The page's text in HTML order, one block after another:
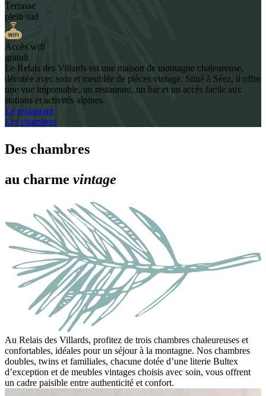
Terrasse
plein sud
Accès wifi
gratuit
Le Relais des Villards est une maison de montagne chaleureuse,
décorée avec soin et meublée de pièces vintage. Situé à Séez, il offre
une vue imprenable, un restaurant, un bar et un accès facile aux
stations et activités alpines.
Le restaurant
Les chambres
Des chambres
au charme vintage
Au Relais des Villards, profitez de trois chambres chaleureuses et
confortables, idéales pour un séjour à la montagne. Nos chambres
doubles, twins et familiales, chacune dotée d’une literie Bultex
d’exception et de meubles vintages choisis avec soin, vous offrent
un cadre paisible entre authenticité et confort.